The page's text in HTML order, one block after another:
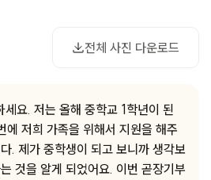
전체 사진 다운로드
사진 다운로드
요. 저는 올해 중학교 1학년이 된
에 저희 가족을 위해서 지원을 해주
. 제가 중학생이 되고 보니까 생각보
것을 알게 되었어요. 이번 곧장기부